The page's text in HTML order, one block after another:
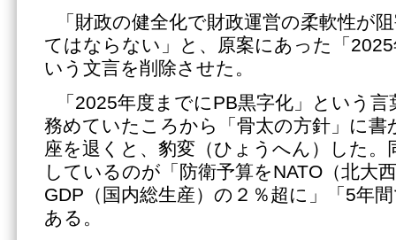
「財政の健全化で財政運営の柔軟性が
てはならない」と、原案にあった「
いう文言を削除させた。
「2025年度までにPB黒字化」という
務めていたころから「骨太の方針」に書
座を退くと、豹変（ひょうへん）した。
しているのが「防衛予算をNATO（北大
GDP（国内総生産）の２％超に」「5年
ある。